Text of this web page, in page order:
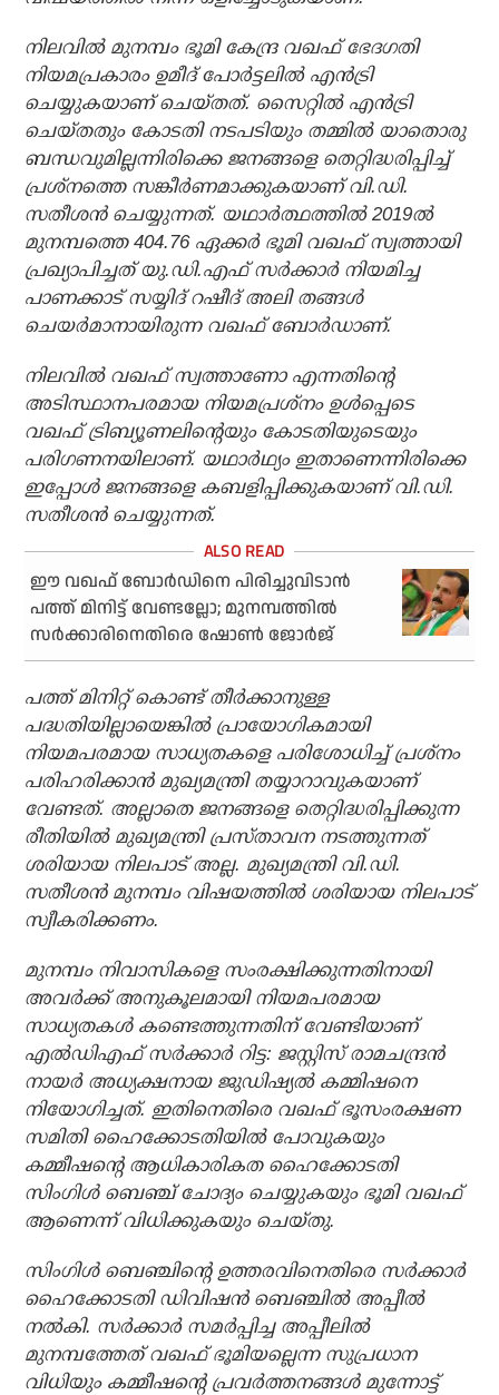
നിലവില്‍ മുനമ്പം ഭൂമി കേന്ദ്ര വഖഫ് ഭേദഗതി
നിയമപ്രകാരം ഉമീദ് പോര്‍ട്ടലില്‍ എന്‍ട്രി
ചെയ്യുകയാണ് ചെയ്തത്. സൈറ്റില്‍ എന്‍ട്രി
ചെയ്തതും കോടതി നടപടിയും തമ്മില്‍ യാതൊരു
ബന്ധവുമില്ലന്നിരിക്കെ ജനങ്ങളെ തെറ്റിദ്ധരിപ്പിച്ച്
പ്രശ്നത്തെ സങ്കീര്‍ണമാക്കുകയാണ് വി.ഡി.
സതീശന്‍ ചെയ്യുന്നത്. യഥാര്‍ത്ഥത്തില്‍ 2019ല്‍
മുനമ്പത്തെ 404.76 ഏക്കര്‍ ഭൂമി വഖഫ് സ്വത്തായി
പ്രഖ്യാപിച്ചത് യു.ഡി.എഫ് സര്‍ക്കാര്‍ നിയമിച്ച
പാണക്കാട് സയ്യിദ് റഷീദ് അലി തങ്ങള്‍
ചെയര്‍മാനായിരുന്ന വഖഫ് ബോര്‍ഡാണ്.
നിലവില്‍ വഖഫ് സ്വത്താണോ എന്നതിന്റെ
അടിസ്ഥാനപരമായ നിയമപ്രശ്നം ഉള്‍പ്പെടെ
വഖഫ് ട്രിബ്യൂണലിന്റെയും കോടതിയുടെയും
പരിഗണനയിലാണ്. യഥാര്‍ഥ്യം ഇതാണെന്നിരിക്കെ
ഇപ്പോള്‍ ജനങ്ങളെ കബളിപ്പിക്കുകയാണ് വി.ഡി.
സതീശന്‍ ചെയ്യുന്നത്.
ഈ വഖഫ് ബോർഡിനെ പിരിച്ചുവിടാൻ
പത്ത് മിനിട്ട് വേണ്ടല്ലോ; മുനമ്പത്തിൽ
സർക്കാരിനെതിരെ ഷോൺ ജോർജ്
പത്ത് മിനിറ്റ് കൊണ്ട് തീര്‍ക്കാനുള്ള
പദ്ധതിയില്ലായെങ്കില്‍ പ്രായോഗികമായി
നിയമപരമായ സാധ്യതകളെ പരിശോധിച്ച് പ്രശ്നം
പരിഹരിക്കാന്‍ മുഖ്യമന്ത്രി തയ്യാറാവുകയാണ്
വേണ്ടത്. അല്ലാതെ ജനങ്ങളെ തെറ്റിദ്ധരിപ്പിക്കുന്ന
രീതിയില്‍ മുഖ്യമന്ത്രി പ്രസ്താവന നടത്തുന്നത്
ശരിയായ നിലപാട് അല്ല. മുഖ്യമന്ത്രി വി.ഡി.
സതീശന്‍ മുനമ്പം വിഷയത്തില്‍ ശരിയായ നിലപാട്
സ്വീകരിക്കണം.
മുനമ്പം നിവാസികളെ സംരക്ഷിക്കുന്നതിനായി
അവര്‍ക്ക് അനുകൂലമായി നിയമപരമായ
സാധ്യതകള്‍ കണ്ടെത്തുന്നതിന് വേണ്ടിയാണ്
എല്‍ഡിഎഫ് സര്‍ക്കാര്‍ റിട്ട: ജസ്റ്റിസ് രാമചന്ദ്രന്‍
നായര്‍ അധ്യക്ഷനായ ജുഡിഷ്യല്‍ കമ്മിഷനെ
നിയോഗിച്ചത്. ഇതിനെതിരെ വഖഫ് ഭൂസംരക്ഷണ
സമിതി ഹൈക്കോടതിയില്‍ പോവുകയും
കമ്മീഷന്റെ ആധികാരികത ഹൈക്കോടതി
സിംഗിള്‍ ബെഞ്ച് ചോദ്യം ചെയ്യുകയും ഭൂമി വഖഫ്
ആണെന്ന് വിധിക്കുകയും ചെയ്തു.
സിംഗിള്‍ ബെഞ്ചിന്റെ ഉത്തരവിനെതിരെ സര്‍ക്കാര്‍
ഹൈക്കോടതി ഡിവിഷന്‍ ബെഞ്ചില്‍ അപ്പീല്‍
നല്‍കി. സര്‍ക്കാര്‍ സമര്‍പ്പിച്ച അപ്പീലില്‍
മുനമ്പത്തേത് വഖഫ് ഭൂമിയല്ലെന്ന സുപ്രധാന
വിധിയും കമ്മീഷന്റെ പ്രവര്‍ത്തനങ്ങള്‍ മുന്നോട്ട്